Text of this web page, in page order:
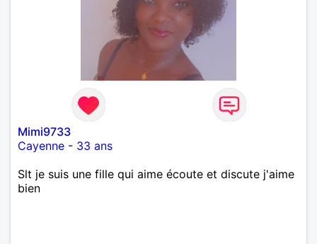
Mimi9733
Cayenne - 33 ans
Slt je suis une fille qui aime écoute et discute j'aime
bien